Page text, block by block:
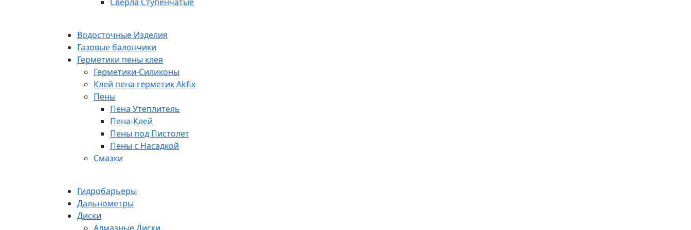
Водосточные Изделия
Газовые балончики
Герметики пены клея
Герметики-Силиконы
Клей пена герметик Akfix
Пены
Пена Утеплитель
Пена-Клей
Пены под Пистолет
Пены с Насадкой
Смазки
Гидробарьеры
Дальнометры
Диски